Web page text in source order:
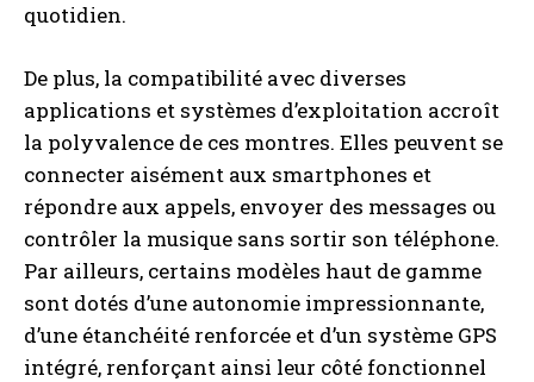
quotidien.
De plus, la compatibilité avec diverses
applications et systèmes d’exploitation accroît
la polyvalence de ces montres. Elles peuvent se
connecter aisément aux smartphones et
répondre aux appels, envoyer des messages ou
contrôler la musique sans sortir son téléphone.
Par ailleurs, certains modèles haut de gamme
sont dotés d’une autonomie impressionnante,
d’une étanchéité renforcée et d’un système GPS
intégré, renforçant ainsi leur côté fonctionnel